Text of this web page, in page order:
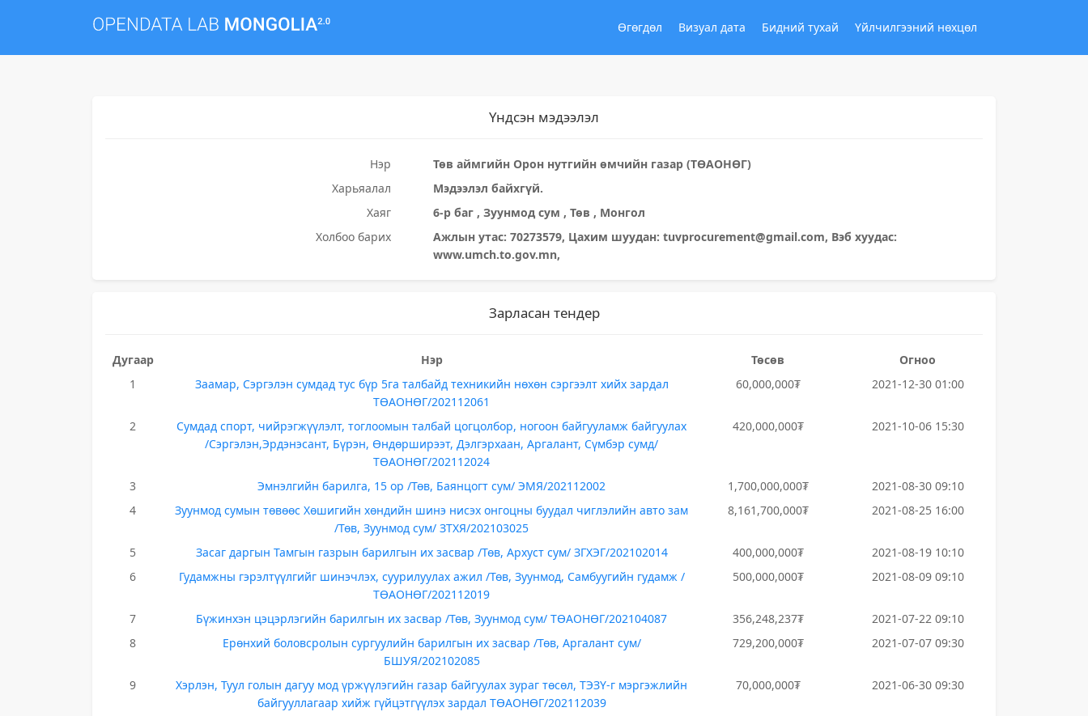
Өгөгдөл Визуал дата Бидний тухай Үйлчилгээний нөхцөл
Үндсэн мэдээлэл
Нэр
Төв аймгийн Орон нутгийн өмчийн газар (ТӨАОНӨГ)
Харьяалал
Мэдээлэл байхгүй.
Хаяг
6-р баг , Зуунмод сум , Төв , Монгол
Холбоо барих
Ажлын утас: 70273579, Цахим шуудан: tuvprocurement@gmail.com, Вэб хуудас:
www.umch.to.gov.mn,
Зарласан тендер
Дугаар Нэр Төсөв
Огноо
1
Заамар, Сэргэлэн сумдад тус бүр 5га талбайд техникийн нөхөн сэргээлт хийх зардал
ТӨАОНӨГ/202112061
60,000,000₮ 2021-12-30 01:00
2
Сумдад спорт, чийрэгжүүлэлт, тоглоомын талбай цогцолбор, ногоон байгууламж байгуулах
/Сэргэлэн,Эрдэнэсант, Бүрэн, Өндөрширээт, Дэлгэрхаан, Аргалант, Сүмбэр сумд/
ТӨАОНӨГ/202112024
420,000,000₮ 2021-10-06 15:30
3 Эмнэлгийн барилга, 15 ор /Төв, Баянцогт сум/ ЭМЯ/202112002 1,700,000,000₮
2021-08-30 09:10
4
Зуунмод сумын төвөөс Хөшигийн хөндийн шинэ нисэх онгоцны буудал чиглэлийн авто зам
/Төв, Зуунмод сум/ ЗТХЯ/202103025
8,161,700,000₮ 2021-08-25 16:00
5 Засаг даргын Тамгын газрын барилгын их засвар /Төв, Архуст сум/ ЗГХЭГ/202102014 400,000,000₮
2021-08-19 10:10
6
Гудамжны гэрэлтүүлгийг шинэчлэх, суурилуулах ажил /Төв, Зуунмод, Самбуугийн гудамж /
ТӨАОНӨГ/202112019
500,000,000₮ 2021-08-09 09:10
7 Бүжинхэн цэцэрлэгийн барилгын их засвар /Төв, Зуунмод сум/ ТӨАОНӨГ/202104087 356,248,237₮
2021-07-22 09:10
8
Ерөнхий боловсролын сургуулийн барилгын их засвар /Төв, Аргалант сум/
БШУЯ/202102085
729,200,000₮ 2021-07-07 09:30
9
Хэрлэн, Туул голын дагуу мод үржүүлэгийн газар байгуулах зураг төсөл, ТЭЗҮ-г мэргэжлийн
байгууллагаар хийж гүйцэтгүүлэх зардал ТӨАОНӨГ/202112039
70,000,000₮ 2021-06-30 09:30